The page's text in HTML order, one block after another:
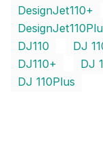
DesignJet110+
DJ110
DJ
DJ110+
DJ
DJ 110Plus